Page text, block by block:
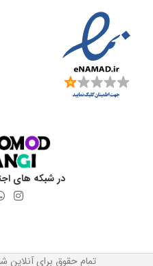
در شبکه های
تمام حقوق برای